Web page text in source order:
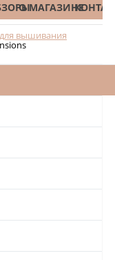
О МАГАЗИНЕ
вышивания